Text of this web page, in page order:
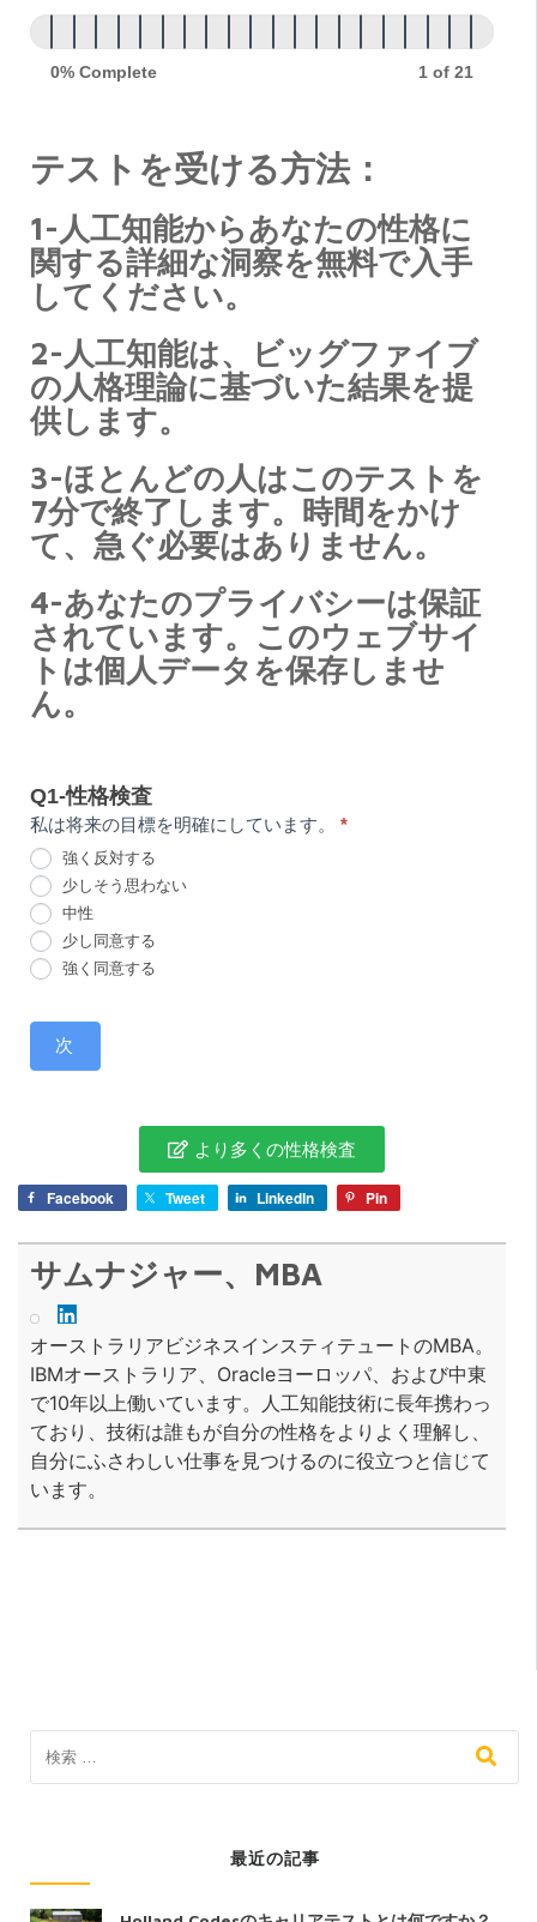
使
用
た
格
検
0% Complete 1 of 21
テストを受ける方法：
1-人工知能からあなたの性格に
関する詳細な洞察を無料で入手
してください。
2-人工知能は、ビッグファイブ
の人格理論に基づいた結果を提
供します。
3-ほとんどの人はこのテストを
7分で終了します。時間をかけ
て、急ぐ必要はありません。
4-あなたのプライバシーは保証
されています。このウェブサイ
トは個人データを保存しませ
ん。
Q1-性格検査
私は将来の目標を明確にしています。 *
強く反対する
少しそう思わない
中性
少し同意する
強く同意する
次
より多くの性格検査
Facebook Tweet LinkedIn Pin
サムナジャー、MBA
オーストラリアビジネスインスティテュートのMBA。
IBMオーストラリア、Oracleヨーロッパ、および中東
で10年以上働いています。人工知能技術に長年携わっ
ており、技術は誰もが自分の性格をよりよく理解し、
自分にふさわしい仕事を見つけるのに役立つと信じて
います。
最近の記事